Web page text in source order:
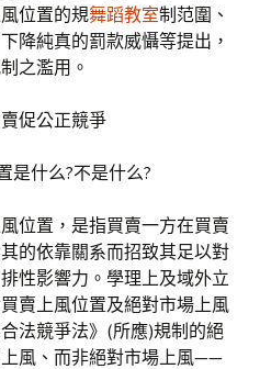
位置的規舞蹈教室制范圍、
降純真的罰款威懾等提出，
之濫用。
促公正競爭
是什么?不是什么?
位置，是指買賣一方在買賣
的依靠關系而招致其足以對
性影響力。學理上及域外立
賣上風位置及絕對市場上風
法競爭法》(所應)規制的絕
風、而非絕對市場上風——